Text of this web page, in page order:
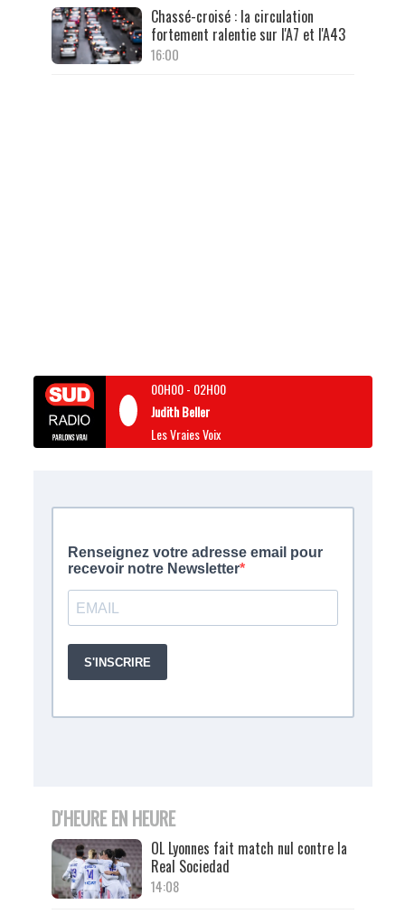
Chassé-croisé : la circulation
fortement ralentie sur l'A7 et l'A43
16:00
00H00- 02H00
Judith Beller
Les Vraies Voix
D'HEURE EN HEURE
OL Lyonnes fait match nul contre la
Real Sociedad
14:08